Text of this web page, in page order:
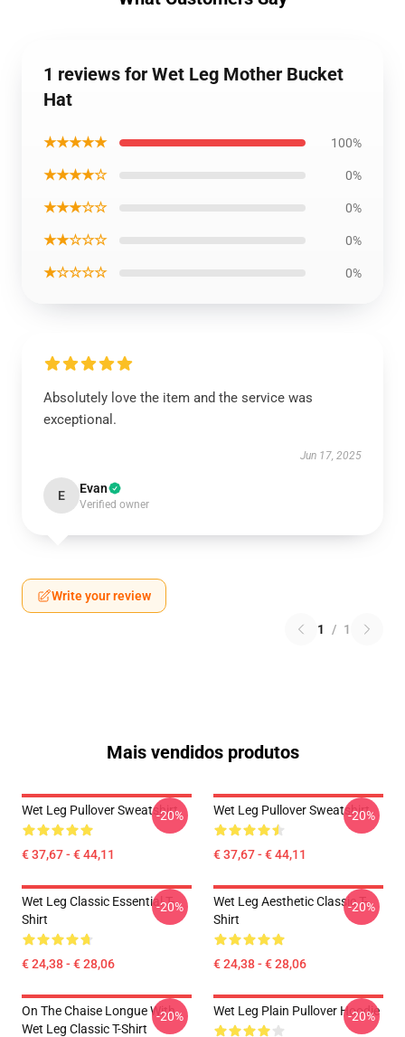
1 reviews for Wet Leg Mother Bucket
Hat
★★★★★ 100%
★★★★☆ 0%
★★★☆☆ 0%
★★☆☆☆ 0%
★☆☆☆☆ 0%
Absolutely love the item and the service was
exceptional.
Jun 17, 2025
E Evan
Verified owner
Write your review
1 / 1
Mais vendidos produtos
Wet Leg Pullover Sweatshirt
€ 37,67 - € 44,11
-20% Wet Leg Pullover Sweatshirt
€ 37,67 - € 44,11
-20%
Wet Leg Classic Essential T-
Shirt
€ 24,38 - € 28,06
-20%
Wet Leg Aesthetic Classic T-
Shirt
€ 24,38 - € 28,06
-20%
On The Chaise Longue With
Wet Leg Classic T-Shirt
-20% Wet Leg Plain Pullover Hoodie
-20%